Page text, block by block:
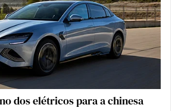
dos elétricos para a chinesa